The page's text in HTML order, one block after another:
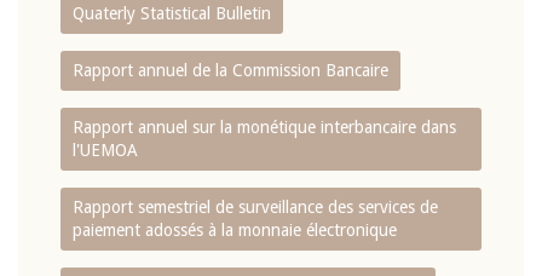
Quaterly Statistical Bulletin
Rapport annuel de la Commission Bancaire
Rapport annuel sur la monétique interbancaire dans
l'UEMOA
Rapport semestriel de surveillance des services de
paiement adossés à la monnaie électronique